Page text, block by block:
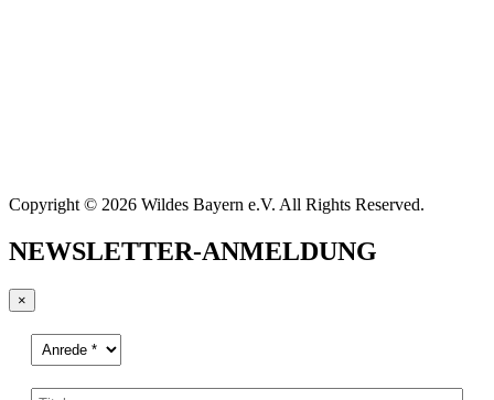
Copyright © 2026 Wildes Bayern e.V. All Rights Reserved.
NEWSLETTER-ANMELDUNG
×